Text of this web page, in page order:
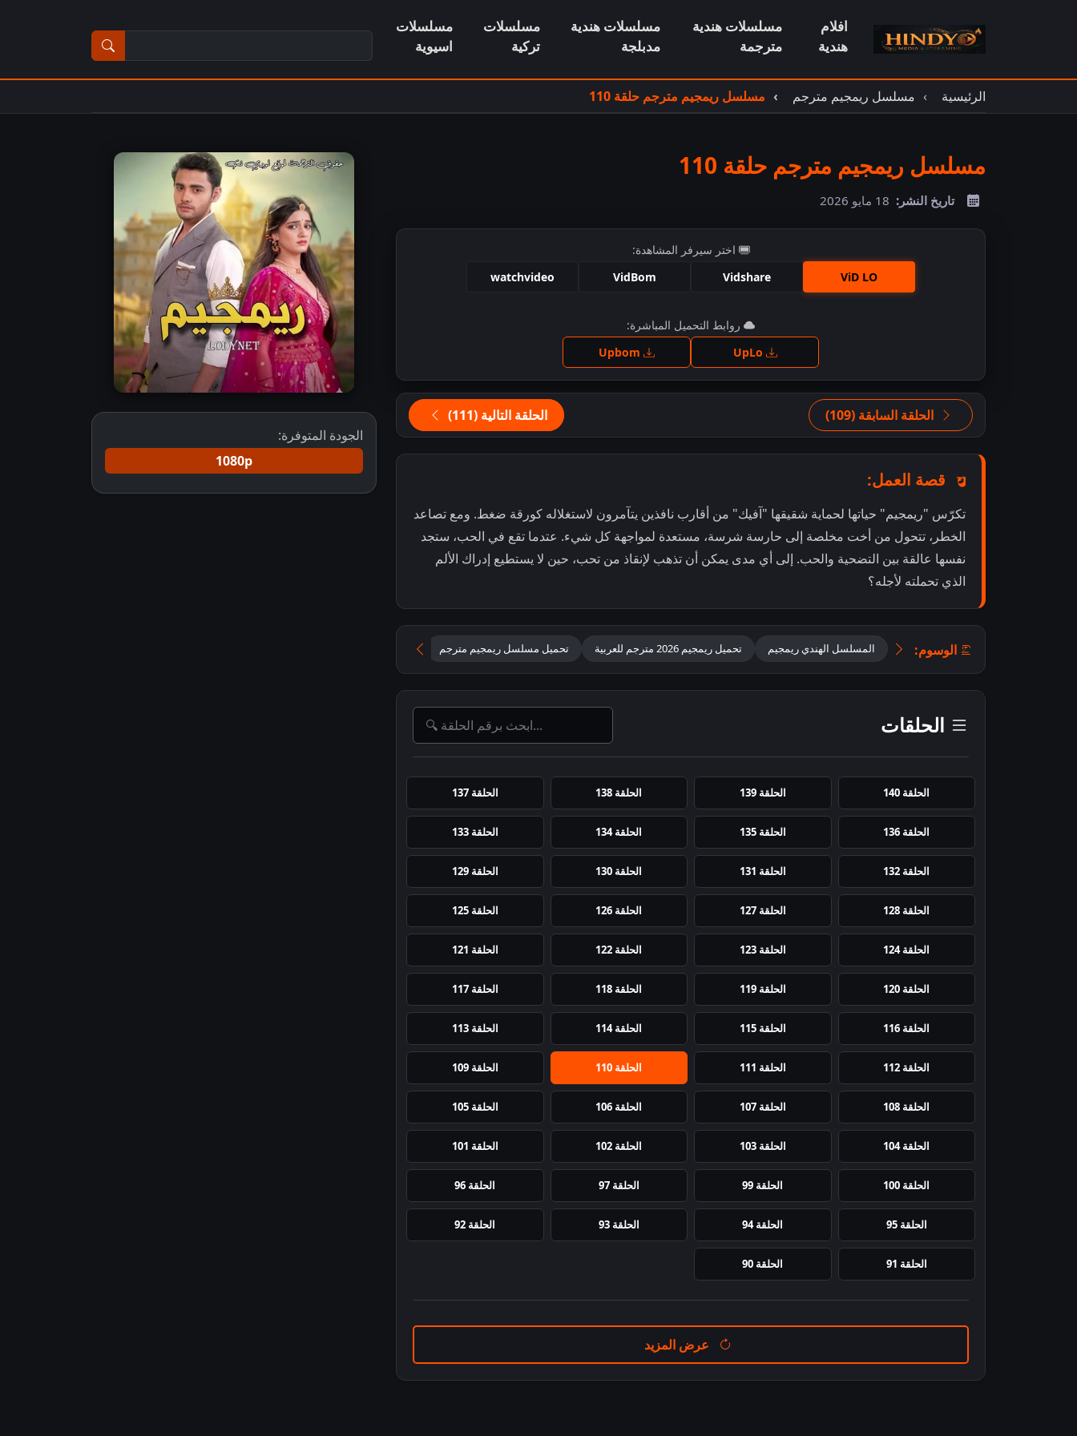
افلام
هندية
مسلسلات هندية
مترجمة
مسلسلات هندية
مدبلجة
مسلسلات
تركية
مسلسلات
اسيوية
الرئيسية مسلسل ريمجيم مترجم مسلسل ريمجيم مترجم حلقة 110
مسلسل ريمجيم مترجم حلقة 110
تاريخ النشر: 18 مايو 2026
اختر سيرفر المشاهدة:
ViD LO
Vidshare
VidBom
watchvideo
اضغط للمشاهدة
روابط التحميل المباشرة:
الحلقة السابقة (109) الحلقة التالية (111)
قصة العمل:
تكرّس "ريمجيم" حياتها لحماية شقيقها "آفيك" من أقارب نافذين يتآمرون لاستغلاله كورقة ضغط. ومع تصاعد
الخطر، تتحول من أخت مخلصة إلى حارسة شرسة، مستعدة لمواجهة كل شيء. عتدما تقع في الحب، ستجد
نفسها عالقة بين التضحية والحب. إلى أي مدى يمكن أن تذهب لإنقاذ من تحب، حين لا يستطيع إدراك الألم
الذي تحملته لأجله؟
الوسوم: المسلسل الهندي ريمجيم تحميل ريمجيم 2026 مترجم للعربية تحميل مسلسل ريمجيم مترجم
الحلقات
الحلقة 140 الحلقة 139 الحلقة 138 الحلقة 137
الحلقة 136 الحلقة 135 الحلقة 134 الحلقة 133
الحلقة 132 الحلقة 131 الحلقة 130 الحلقة 129
الحلقة 128 الحلقة 127 الحلقة 126 الحلقة 125
الحلقة 124 الحلقة 123 الحلقة 122 الحلقة 121
الحلقة 120 الحلقة 119 الحلقة 118 الحلقة 117
الحلقة 116 الحلقة 115 الحلقة 114 الحلقة 113
الحلقة 112 الحلقة 111 الحلقة 110 الحلقة 109
الحلقة 108 الحلقة 107 الحلقة 106 الحلقة 105
الحلقة 104 الحلقة 103 الحلقة 102 الحلقة 101
الحلقة 100 الحلقة 99 الحلقة 97 الحلقة 96
الحلقة 95 الحلقة 94 الحلقة 93 الحلقة 92
الحلقة 91 الحلقة 90
عرض المزيد
الجودة المتوفرة:
1080p